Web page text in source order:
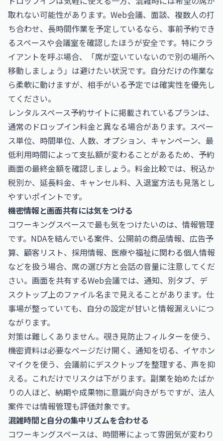
取れない可能性があります。Web会議、面談、複数人の打
ち合わせ、長時間作業を予定しているなら、事前予約でき
るスペースや会議室を確認したほうが安全です。特にクラ
イアントを呼ぶ場合、「席が空いていないので別の場所へ
移動しましょう」は避けたい状況です。自分だけの作業な
ら柔軟に動けますが、相手がいる予定では確実性を優先し
てください。
レンタルスペース予約サイトに掲載されているプランは、
通常のドロップイン料金と異なる場合があります。スペー
ス単位、時間単位、人数、オプション、キャンペーン、最
低利用時間によって支払額が変わることがあるため、予約
画面の最終金額を確認しましょう。料金比較では、税込か
税別か、延長料金、キャンセル料、入退室方法も見落とし
やすいポイントです。
機密情報と画面共有には気をつける
コワーキングスペースで最も気をつけたいのは、情報管理
です。NDAを結んでいる案件、公開前の商品情報、広告予
算、顧客リスト、採用情報、医療や福祉に関わる個人情報
などを扱う場合、席の選び方と会話の音量に注意してくだ
さい。画面を共有するWeb会議では、通知、別タブ、デ
スクトップ上のファイル名まで見えることがあります。仕
事場が整っていても、自分の設定が甘いと情報漏えいにつ
ながります。
対策は難しくありません。覗き見防止フィルターを使う、
機密資料は必要なページだけ開く、通知を切る、イヤホン
マイクを使う、会議前にデスクトップを整理する、声を抑
える。これだけでリスクは下がります。副業を始めたばか
りの人ほど、納期や成果物に意識が向きがちですが、法人
案件では情報管理も評価対象です。
混雑時間と自分の集中リズムを合わせる
コワーキングスペースは、時間帯によって雰囲気が変わり